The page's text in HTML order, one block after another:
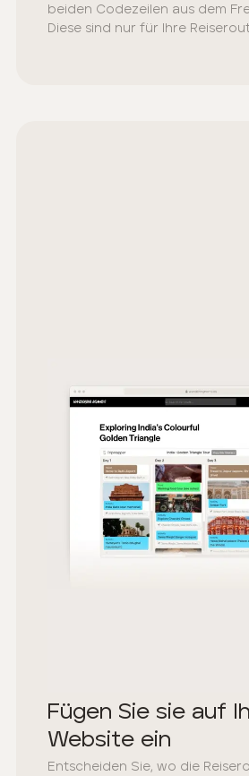
beiden Codezeilen aus dem
Diese sind nur für Ihre
Fügen Sie sie auf
Website ein
Entscheiden Sie, wo die